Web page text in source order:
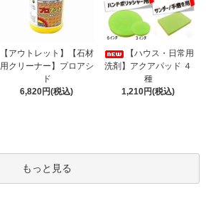
【アウトレット】【石材
用クリーナー】プロアシ
ド
6,820円(税込)
【ハウス・日常用
洗剤】アクアパッド ４
種
1,210円(税込)
もっと見る